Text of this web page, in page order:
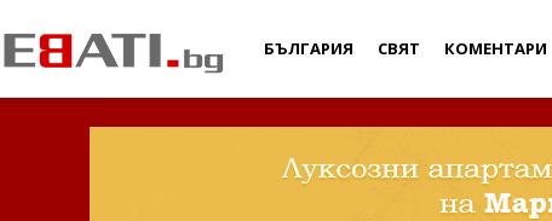
Дебати
БЪЛГАРИЯ СВЯТ КОМЕНТАРИ